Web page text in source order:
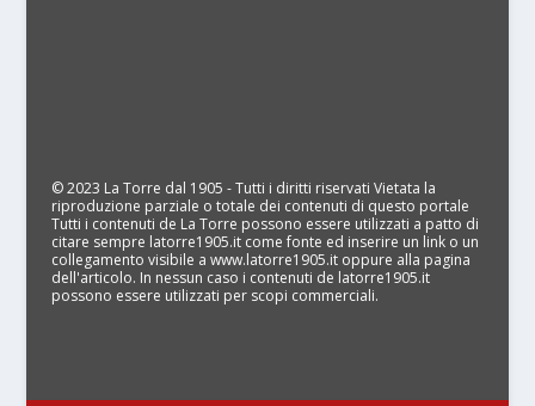
© 2023 La Torre dal 1905 - Tutti i diritti riservati Vietata la
riproduzione parziale o totale dei contenuti di questo portale
Tutti i contenuti de La Torre possono essere utilizzati a patto di
citare sempre latorre1905.it come fonte ed inserire un link o un
collegamento visibile a www.latorre1905.it oppure alla pagina
dell'articolo. In nessun caso i contenuti de latorre1905.it
possono essere utilizzati per scopi commerciali.